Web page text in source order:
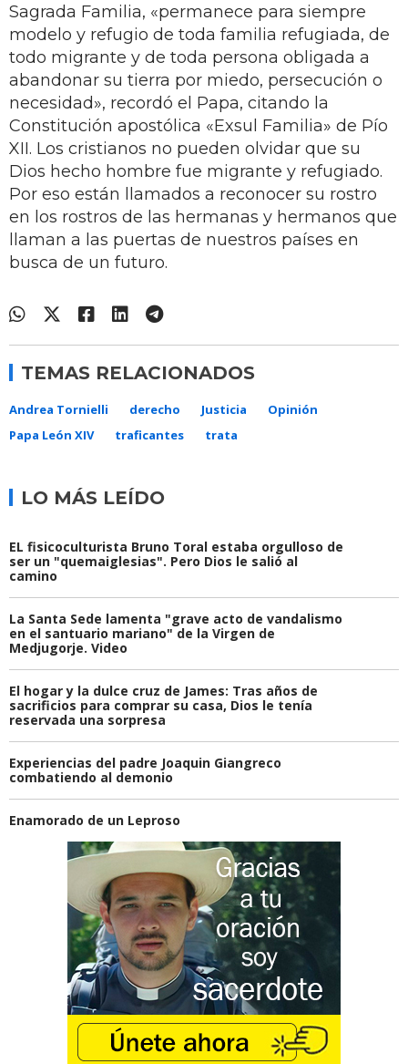
Sagrada Familia, «permanece para siempre
modelo y refugio de toda familia refugiada, de
todo migrante y de toda persona obligada a
abandonar su tierra por miedo, persecución o
necesidad», recordó el Papa, citando la
Constitución apostólica «Exsul Familia» de Pío
XII. Los cristianos no pueden olvidar que su
Dios hecho hombre fue migrante y refugiado.
Por eso están llamados a reconocer su rostro
en los rostros de las hermanas y hermanos que
llaman a las puertas de nuestros países en
busca de un futuro.
TEMAS RELACIONADOS
Andrea Tornielli derecho Justicia
Opinión
Papa León XIV
traficantes trata
LO MÁS LEÍDO
EL fisicoculturista Bruno Toral estaba orgulloso de
ser un "quemaiglesias". Pero Dios le salió al
camino
La Santa Sede lamenta "grave acto de vandalismo
en el santuario mariano" de la Virgen de
Medjugorje. Video
El hogar y la dulce cruz de James: Tras años de
sacrificios para comprar su casa, Dios le tenía
reservada una sorpresa
Experiencias del padre Joaquin Giangreco
combatiendo al demonio
Enamorado de un Leproso